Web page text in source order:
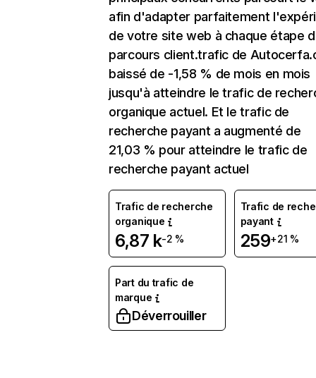
afin d'adapter parfaitement
de votre site web à chaque étape
parcours client.trafic de
baissé de -1,58 % de mois en mois
jusqu'à atteindre le trafic de
organique actuel. Et le trafic de
recherche payant a augmenté de
21,03 % pour atteindre le trafic de
recherche payant actuel
Trafic de recherche
organique
6,87 k-2 %
Trafic de
payant
259+21 %
Part du trafic de
marque
Déverrouiller